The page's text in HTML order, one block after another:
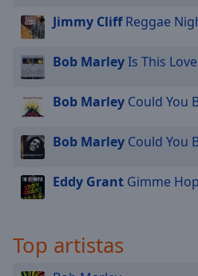
Jimmy CliffReggae
Bob MarleyIs This Love
Bob Marley Could You
Bob Marley Could You
Eddy Grant Gimme
Top artistas